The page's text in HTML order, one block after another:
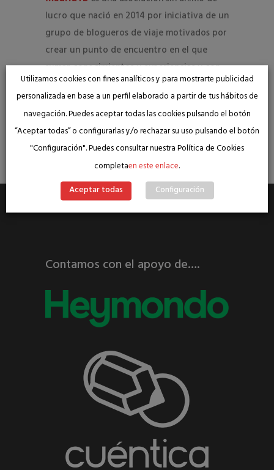
lucro que nació en 2014 por iniciativa de un
grupo de blogueros de viaje motivados por
crear un punto de encuentro en el que
sumar conocimientos y experiencias y con
el objetivo de respaldar y potenciar
nuestra presencia como comunicadores de
viajes dentro del sector del turismo.
¿Quieres unirte a nosotros?
Contamos con el apoyo de….
Utilizamos cookies con fines analíticos y para mostrarte publicidad
personalizada en base a un perfil elaborado a partir de tus hábitos de
navegación. Puedes aceptar todas las cookies pulsando el botón
“Aceptar todas” o configurarlas y/o rechazar su uso pulsando el botón
"Configuración". Puedes consultar nuestra Política de Cookies
completaen este enlace.
Aceptar todas Configuración